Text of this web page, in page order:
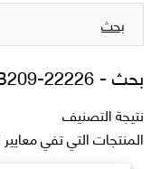
بحث
بحث -22226-2B209
نتيجة التصنيف
المنتجات التي تفي